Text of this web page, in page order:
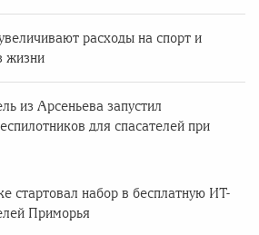
расходы на спорт и
жизни
из Арсеньева запустил
для спасателей при
стартовал набор в бесплатную ИТ-
Приморья